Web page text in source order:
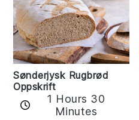
Sønderjysk Rugbrød
Oppskrift
1 Hours 30
Minutes